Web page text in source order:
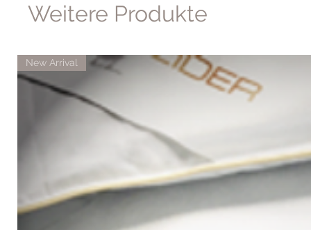
Weitere Produkte
New Arrival